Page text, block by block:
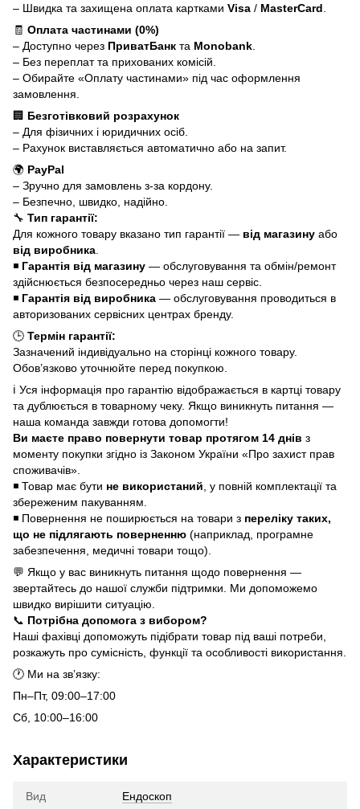
– Швидка та захищена оплата картками Visa / MasterCard
🧾 Оплата частинами (0%)
– Доступно через ПриватБанк та Monobank
– Без переплат та прихованих комісій.
– Обирайте «Оплату частинами» під час оформлення
замовлення.
🏢 Безготівковий розрахунок
– Для фізичних і юридичних осіб.
– Рахунок виставляється автоматично або на запит.
🌍 PayPal
– Зручно для замовлень з-за кордону.
– Безпечно, швидко, надійно.
🔧 Тип гарантії:
Для кожного товару вказано тип гарантії — від магазину або
від виробника
◾ Гарантія від магазину — обслуговування та обмін/ремонт
здійснюється безпосередньо через наш сервіс.
◾ Гарантія від виробника — обслуговування проводиться в
авторизованих сервісних центрах бренду.
🕒 Термін гарантії:
Зазначений індивідуально на сторінці кожного товару.
Обов’язково уточнюйте перед покупкою.
ℹ️ Уся інформація про гарантію відображається в картці товару
та дублюється в товарному чеку. Якщо виникнуть питання —
наша команда завжди готова допомогти!
Ви маєте право повернути товар протягом 14 днів з
моменту покупки згідно із Законом України «Про захист прав
споживачів».
◾ Товар має бути не використаний , у повній комплектації та
збереженим пакуванням.
◾ Повернення не поширюється на товари з переліку таких,
що не підлягають поверненню (наприклад, програмне
забезпечення, медичні товари тощо).
💬 Якщо у вас виникнуть питання щодо повернення —
звертайтесь до нашої служби підтримки. Ми допоможемо
швидко вирішити ситуацію.
📞 Потрібна допомога з вибором?
Наші фахівці допоможуть підібрати товар під ваші потреби,
розкажуть про сумісність, функції та особливості використання.
🕐 Ми на зв’язку:
Пн–Пт, 09:00–17:00
Сб, 10:00–16:00
Характеристики
Вид Ендоскоп